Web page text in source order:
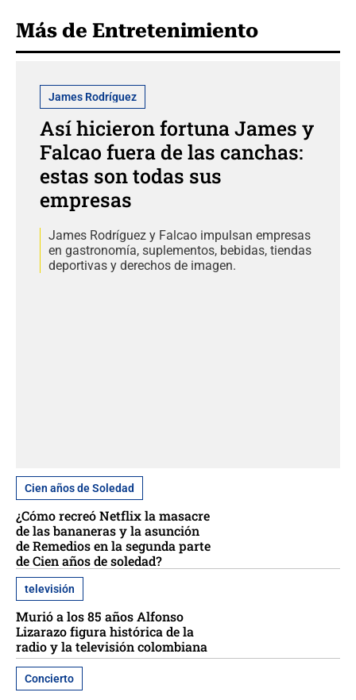
Más de Entretenimiento
James Rodríguez
Así hicieron fortuna James y
Falcao fuera de las canchas:
estas son todas sus
empresas
James Rodríguez y Falcao impulsan empresas
en gastronomía, suplementos, bebidas, tiendas
deportivas y derechos de imagen.
Cien años de Soledad
¿Cómo recreó Netflix la masacre
de las bananeras y la asunción
de Remedios en la segunda parte
de Cien años de soledad?
televisión
Murió a los 85 años Alfonso
Lizarazo figura histórica de la
radio y la televisión colombiana
Concierto